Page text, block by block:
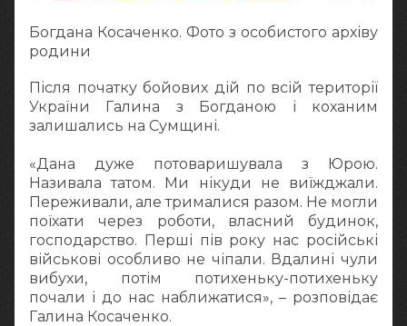
Богдана Косаченко. Фото з особистого архіву
родини
Після початку бойових дій по всій території
України Галина з Богданою і коханим
залишались на Сумщині.
«Дана дуже потоваришувала з Юрою.
Називала татом. Ми нікуди не виїжджали.
Переживали, але трималися разом. Не могли
поїхати через роботи, власний будинок,
господарство. Перші пів року нас російські
військові особливо не чіпали. Вдалині чули
вибухи, потім потихеньку-потихеньку
почали і до нас наближатися», – розповідає
Галина Косаченко.